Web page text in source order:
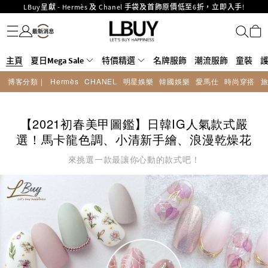
MOKO 1樓175號鋪旗艦店特設名牌Hermès、CHANEL及LV專區！
重要通告：銀行轉帳及轉數快付款注意事項
購物滿HKD500即享免運費！
LBuy MEGA SALE 精選名牌手袋及小皮具低至6折
Goyard Hobo / Hobo Mini人氣限量特別版限時原價低至75折!
LBuy呈獻 - Hermès 及 Chanel 手袋及首飾原價低至6折，立即入手!
名牌服飾
潮流服飾
童裝
護膚美妝
香水香薰
個人護理
母嬰護理
遊戲及精品玩具
文儀用品
家居生活
電子產品
美食
醫藥保健
運動與戶外用品
主頁 夏日Mega Sale 特價精選 名牌服飾 潮流服飾 童裝
博客分類 | Hermès CHANEL 明星娛樂 韓國娛樂 愛馬仕 時尚穿搭
【2021初春美甲圖鑑】日韓IG人氣款式嚴
選！馬卡龍色調、小清新手繪、浪漫乾燥花
來挑選一款最讓你心動的款式吧！